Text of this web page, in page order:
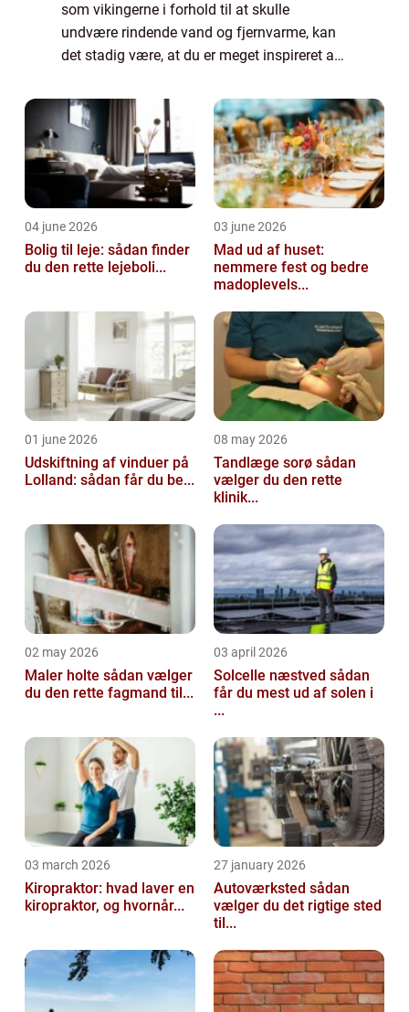
som vikingerne i forhold til at skulle
undvære rindende vand og fjernvarme, kan
det stadig være, at du er meget inspireret af
meget ærligt over de materialer, de brug...
04 june 2026
Bolig til leje: sådan finder
du den rette lejeboli...
03 june 2026
Mad ud af huset:
nemmere fest og bedre
madoplevels...
01 june 2026
Udskiftning af vinduer på
Lolland: sådan får du be...
08 may 2026
Tandlæge sorø sådan
vælger du den rette
klinik...
02 may 2026
Maler holte sådan vælger
du den rette fagmand til...
03 april 2026
Solcelle næstved sådan
får du mest ud af solen i
...
03 march 2026
Kiropraktor: hvad laver en
kiropraktor, og hvornår...
27 january 2026
Autoværksted sådan
vælger du det rigtige sted
til...